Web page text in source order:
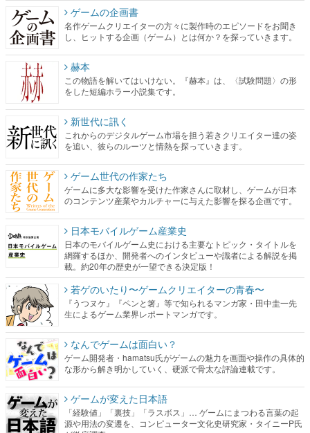
ゲームの企画書
名作ゲームクリエイターの方々に製作時のエピソードをお聞き
し、ヒットする企画（ゲーム）とは何か？を探っていきます。
赫本
この物語を解いてはいけない。『赫本』は、〈試験問題〉の形
をした短編ホラー小説集です。
新世代に訊く
これからのデジタルゲーム市場を担う若きクリエイター達の姿
を追い、彼らのルーツと情熱を探っていきます。
ゲーム世代の作家たち
ゲームに多大な影響を受けた作家さんに取材し、ゲームが日本
のコンテンツ産業やカルチャーに与えた影響を探る企画です。
日本モバイルゲーム産業史
日本のモバイルゲーム史における主要なトピック・タイトルを
網羅するほか、開発者へのインタビューや識者による解説を掲
載。約20年の歴史が一望できる決定版！
若ゲのいたり〜ゲームクリエイターの青春〜
『うつヌケ』『ペンと箸』等で知られるマンガ家・田中圭一先
生によるゲーム業界レポートマンガです。
なんでゲームは面白い？
ゲーム開発者・hamatsu氏がゲームの魅力を画面や操作の具体的
な形から解き明かしていく、硬派で骨太な評論連載です。
ゲームが変えた日本語
「経験値」「裏技」「ラスボス」… ゲームにまつわる言葉の起
源や用法の変遷を、コンピューター文化史研究家・タイニーP氏